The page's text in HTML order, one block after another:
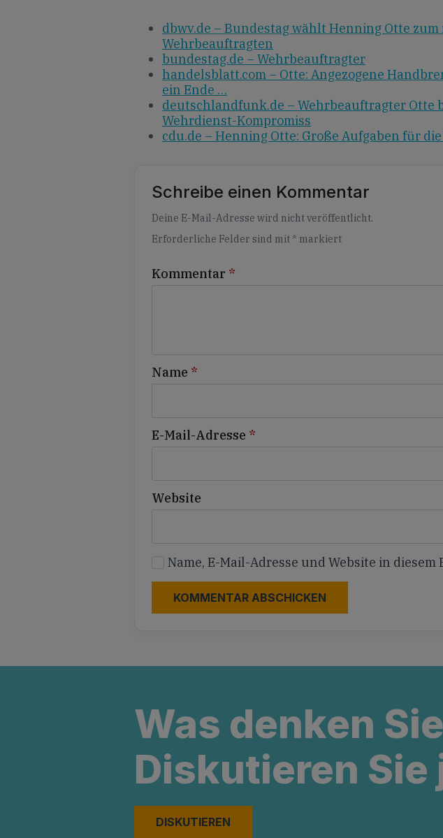
dbwv.de – Bundestag wählt Henning Otte zum
Wehrbeauftragten
bundestag.de – Wehrbeauftragter
handelsblatt.com – Otte: Angezogene
ein Ende …
deutschlandfunk.de – Wehrbeauftragter Otte
Wehrdienst-Kompromiss
cdu.de – Henning Otte: Große Aufgaben für
Schreibe einen Kommentar
Deine E-Mail-Adresse wird nicht veröffentlicht.
Erforderliche Felder sind mit * markiert
Kommentar *
Name *
E-Mail-Adresse *
Website
Name, E-Mail-Adresse und Website in
Alternative:
Was denken
Diskutieren
DISKUTIEREN